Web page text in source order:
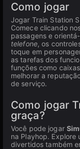
Como jogar
Jogar Train Station
Comece clicando
passagens e
telefone, os
toque em
as tarefas dos
funções como
melhorar a
de serviço.
Como jogar
graça?
Você pode jogar
na Playhop.
divertidos também